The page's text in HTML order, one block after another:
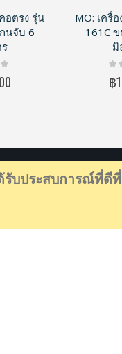
บประสบการณ์ที่ดี
อตรง รุ่น
นจับ 6
MO: เครื่
161C
มิ
0%
฿